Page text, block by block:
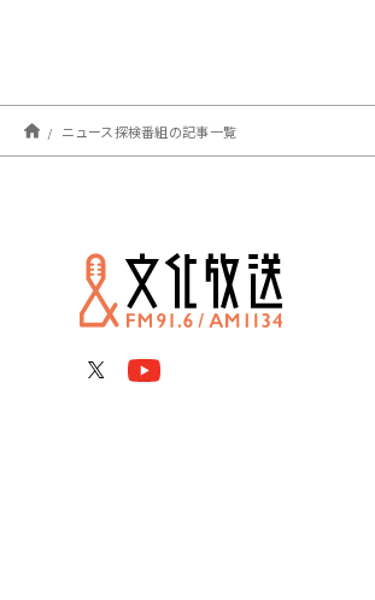
ニュース探検番組の記事一覧